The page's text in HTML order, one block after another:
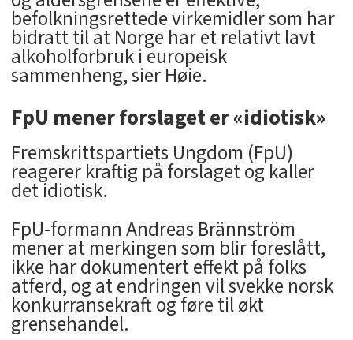
befolkningsrettede virkemidler som har
bidratt til at Norge har et relativt lavt
alkoholforbruk i europeisk
sammenheng, sier Høie.
FpU mener forslaget er «idiotisk»
Fremskrittspartiets Ungdom (FpU)
reagerer kraftig på forslaget og kaller
det idiotisk.
FpU-formann Andreas Brännström
mener at merkingen som blir foreslått,
ikke har dokumentert effekt på folks
atferd, og at endringen vil svekke norsk
konkurransekraft og føre til økt
grensehandel.